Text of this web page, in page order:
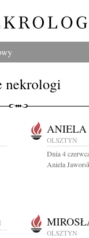
nekrologi
ANIELA
OLSZTYN
Dnia 4
Aniela
OLSZTYN